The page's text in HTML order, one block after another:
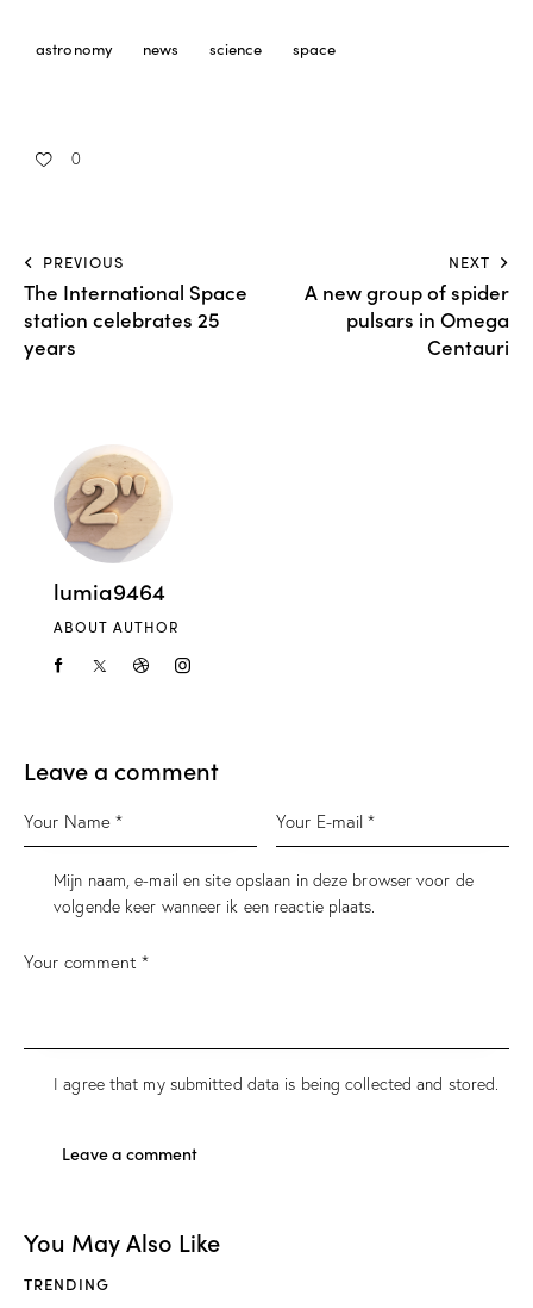
astronomy news science space
0
PREVIOUS
The International Space
station celebrates 25
years
NEXT
A new group of spider
pulsars in Omega
Centauri
lumia9464
ABOUT AUTHOR
Leave a comment
Mijn naam, e-mail en site opslaan in deze browser voor de
volgende keer wanneer ik een reactie plaats.
I agree that my submitted data is beingcollected and stored.
You May Also Like
TRENDING